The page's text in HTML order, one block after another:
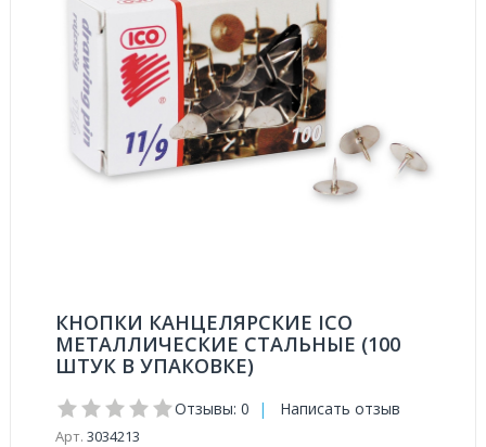
КНОПКИ КАНЦЕЛЯРСКИЕ ICO
МЕТАЛЛИЧЕСКИЕ СТАЛЬНЫЕ (100
ШТУК В УПАКОВКЕ)
Отзывы: 0 | Написать отзыв
Арт. 3034213